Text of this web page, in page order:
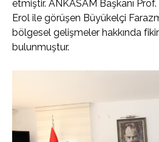
etmiştir. ANKASAM Başkanı
Erol ile görüşen Büyükelçi
bölgesel gelişmeler hakkında
bulunmuştur.